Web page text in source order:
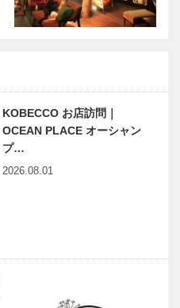
KOBECCO お店訪問｜
OCEAN PLACE オーシャン
プ…
2026.08.01